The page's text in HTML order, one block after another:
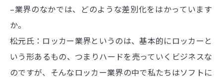
–業界のなかでは、どのような差別化をはかっています
か。
松元氏：ロッカー業界というのは、基本的にロッカーと
いう形あるもの、つまりハードを売っていくビジネスな
のですが、そんなロッカー業界の中で私たちはソフトに